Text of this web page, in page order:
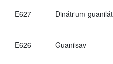
E627 Dinátrium-guanilát
E626 Guanilsav